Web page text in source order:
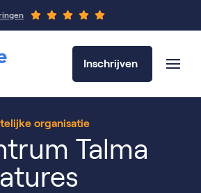
Inschrijven
organisatie
Talma